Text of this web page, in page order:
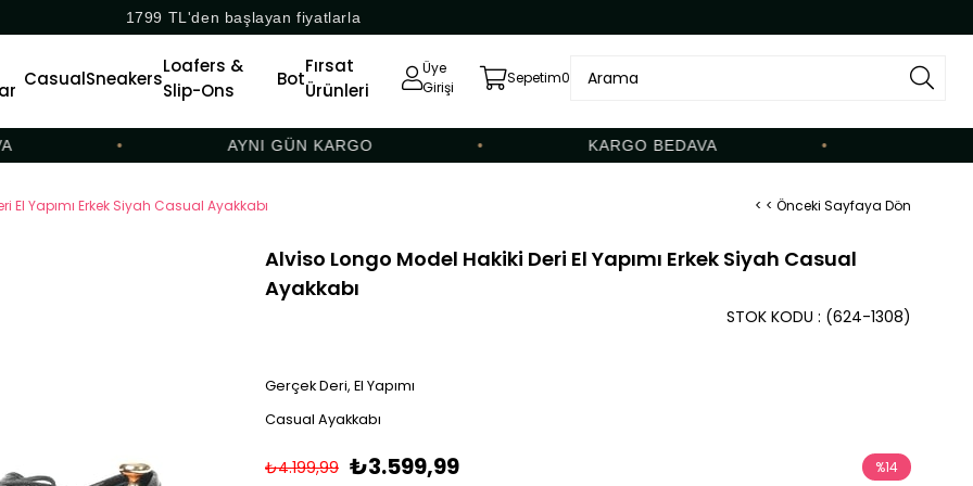
1799 TL'den başlayan fiyatlarla
CasualSneakers
Loafers &
Slip-Ons
Bot
Fırsat
Ürünleri
Üye
Girişi
Sepetim0
AYNI GÜN KARGO KARGO BEDAVA
El Yapımı Erkek Siyah Casual Ayakkabı < < Önceki Sayfaya Dön
Alviso Longo Model Hakiki Deri El Yapımı Erkek Siyah Casual
Ayakkabı
(624-1308)
STOK KODU
Gerçek Deri, El Yapımı
Casual Ayakkabı
₺4.199,99 ₺3.599,99 %14